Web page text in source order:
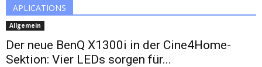
APLICATIONS
Allgemein
Der neue BenQ X1300i in der Cine4Home-
Sektion: Vier LEDs sorgen für...